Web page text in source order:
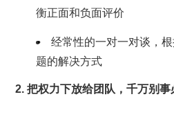
衡正面和负面评价
经常性的一对一对谈，
题的解决方式
2. 把权力下放给团队，千万别事